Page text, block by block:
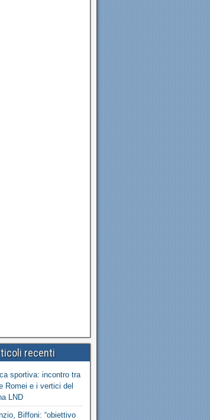
recenti
sportiva: incontro tra
Romei e i vertici del
LND
Biffoni: “obiettivo